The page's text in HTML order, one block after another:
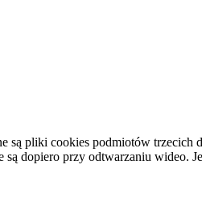
pliki cookies podmiotów trzecich
dopiero przy odtwarzaniu wideo.